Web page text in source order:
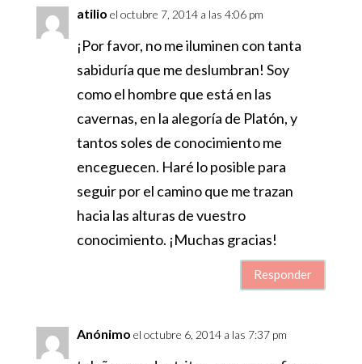
atilio el octubre 7, 2014 a las 4:06 pm
¡Por favor, no me iluminen con tanta
sabiduría que me deslumbran! Soy
como el hombre que está en las
cavernas, en la alegoría de Platón, y
tantos soles de conocimiento me
enceguecen. Haré lo posible para
seguir por el camino que me trazan
hacia las alturas de vuestro
conocimiento. ¡Muchas gracias!
Responder
Anónimo el octubre 6, 2014 a las 7:37 pm